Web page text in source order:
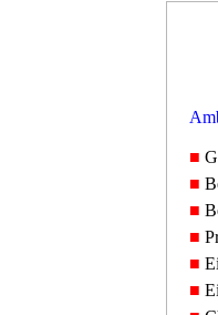
■
■
■
■
■
■